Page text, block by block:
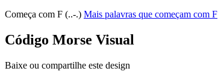
Começa com F (..-.) Mais palavras que começam com F
Código Morse Visual
Baixe ou compartilhe este design